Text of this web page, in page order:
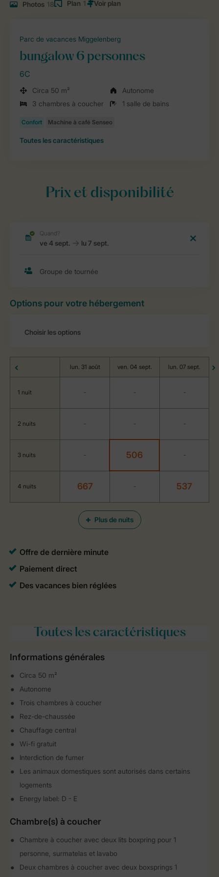
Photos 18 Plan 1
Parc de vacances Miggelenberg
bungalow 6 personnes
6C
Circa 50 m²
Autonome
3 chambres à coucher
1 salle de bains
Toutes les caractéristiques
Prix et disponibilité
Options pour votre hébergement
Plus de nuits
lun. 31 août ven. 04 sept. lun. 07 sept.
1 nuit - - -
2 nuits - - -
3 nuits - 506 -
4 nuits 667 - 537
Toutesles caractéristiques
Informations générales
Circa 50 m²
Autonome
Trois chambres à coucher
Rez-de-chaussée
Chauffage central
Wi-fi gratuit
Interdiction de fumer
Les animaux domestiques sont autorisés dans certains
logements
Energy label: D - E
Chambre(s) à coucher
Chambre à coucher avec deux lits boxpring pour 1
personne, surmatelas et lavabo
Deux chambres à coucher avec deux boxsprings 1